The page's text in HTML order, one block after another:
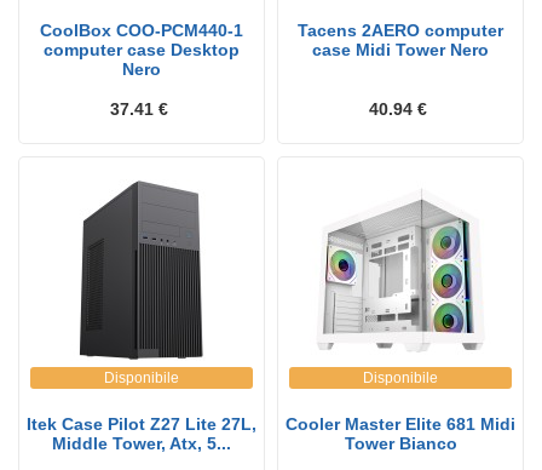
CoolBox COO-PCM440-1
computer case Desktop
Nero
37.41 €
Tacens 2AERO computer
case Midi Tower Nero
40.94 €
Disponibile
Itek Case Pilot Z27 Lite 27L,
Middle Tower, Atx, 5...
Disponibile
Cooler Master Elite 681 Midi
Tower Bianco